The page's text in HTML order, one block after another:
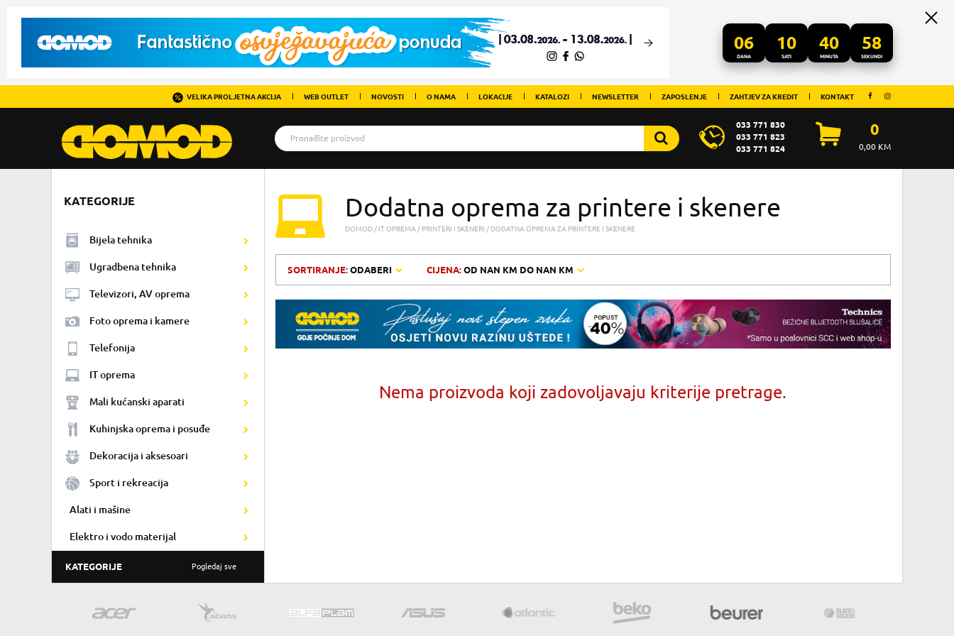
06
DANA
10
SATI
40
MINUTA
58
SEKUNDI
VELIKA PROLJETNA AKCIJA WEB OUTLET NOVOSTI O NAMA LOKACIJE KATALOZI NEWSLETTER ZAPOSLENJE ZAHTJEV ZA KREDIT KONTAKT
033 771 830
033 771 823
033 771 824
0
0,00KM
KATEGORIJE
Bijela tehnika
Ugradbena tehnika
Televizori, AV oprema
Foto oprema i kamere
Telefonija
IT oprema
Mali kućanski aparati
Kuhinjska oprema i posuđe
Dekoracija i aksesoari
Sport i rekreacija
Alati i mašine
Elektro i vodo materijal
KATEGORIJE Pogledaj sve
Dodatna oprema za printere i skenere
DOMOD IT OPREMA PRINTERI I SKENERI DODATNA OPREMA ZA PRINTERE I SKENERE
SORTIRANJE:ODABERI CIJENA:OD NAN KM DO NAN KM
Nema proizvoda koji zadovoljavaju kriterije pretrage.